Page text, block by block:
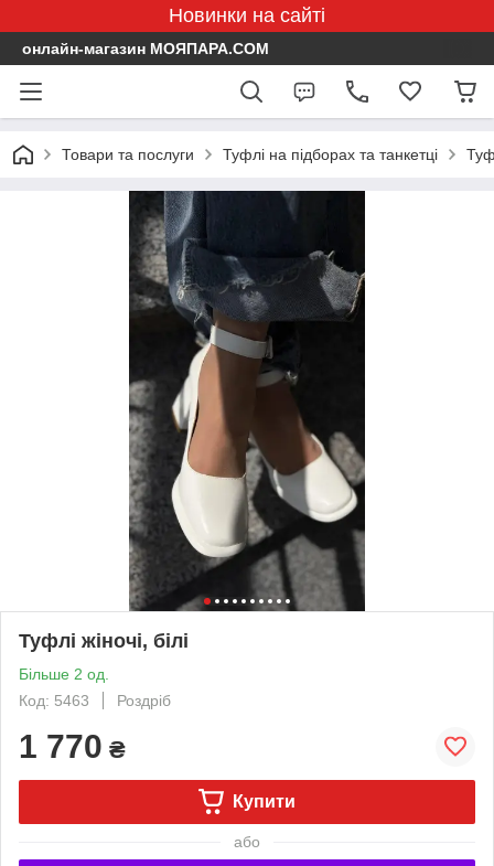
Новинки на сайті
онлайн-магазин МОЯПАРА.COM
Товари та послуги Туфлі на підборах та танкетці
Туфлі жіночі, білі
Більше 2 од.
Код: 5463
Роздріб
1 770 ₴
Купити
або